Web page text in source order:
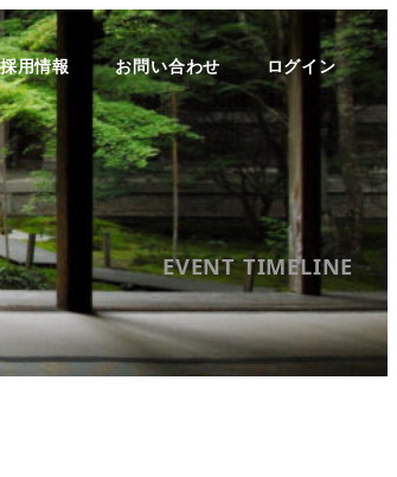
採用情報 お問い合わせ ログイン
EVENT TIMELINE